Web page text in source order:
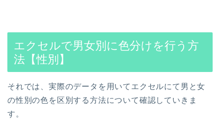
エクセルで男女別に色分けを行う方
法【性別】
それでは、実際のデータを用いてエクセルにて男と女
の性別の色を区別する方法について確認していきま
す。